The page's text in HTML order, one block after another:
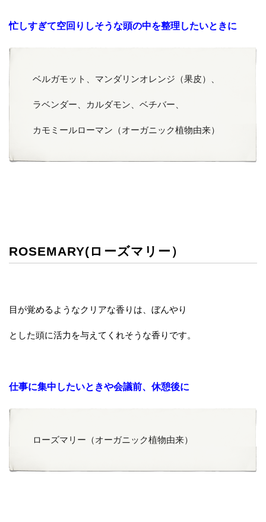
忙しすぎて空回りしそうな頭の中を整理したいときに
ベルガモット、マンダリンオレンジ（果皮）、
ラベンダー、カルダモン、ベチバー、
カモミールローマン（オーガニック植物由来）
ROSEMARY(ローズマリー）
目が覚めるようなクリアな香りは、ぼんやり
とした頭に活力を与えてくれそうな香りです。
仕事に集中したいときや会議前、休憩後に
ローズマリー（オーガニック植物由来）